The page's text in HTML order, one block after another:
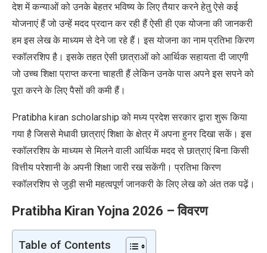
देश में कन्याओं को उनके बेहतर भविष्य के लिए तैयार करने हेतु ऐसे कई
योजनाएं हैं जो उन्हें मदद प्रदान कर रही हैं ऐसी ही एक योजना की जानकरी
हम इस लेख के माध्यम से देने जा रहे हैं। इस योजना का नाम प्रतिभा किरण
स्कॉलरशिप है। इसके तहत ऐसी छात्राओं को आर्थिक सहायता दी जाएगी
जो उच्च शिक्षा प्राप्त करना चाहती हैं लेकिन उनके पास अपने इस सपने को
पूरा करने के लिए पैसों की कमी हैं।
Pratibha kiran scholarship को मध्य प्रदेश सरकार द्वारा शुरू किया
गया है जिससे मेधावी छात्राएं शिक्षा के क्षेत्र में अपना हुनर दिखा सकें। इस
स्कॉलरशिप के माध्यम से मिलने वाली आर्थिक मदद से छात्राएं बिना किसी
वित्तीय परेशानी के अपनी शिक्षा जारी रख सकेंगी। प्रतिभा किरण
स्कॉलरशिप से जुड़ी सभी महत्वपूर्ण जानकरी के लिए लेख को अंत तक पढ़ें।
Pratibha Kiran Yojna 2026 –विवरण
Table of Contents